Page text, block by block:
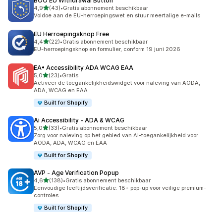
4,9van 5 sterren
(43)
43 recensies in totaal
•Gratis abonnement beschikbaar
Voldoe aan de EU-herroepingswet en stuur meertalige e-mails
EU Herroepingsknop Free
4,4van 5 sterren
(22)
22 recensies in totaal
•Gratis abonnement beschikbaar
EU-herroepingsknop en formulier, conform 19 juni 2026
EA• Accessibility ADA WCAG EAA
5,0van 5 sterren
(23)
23 recensies in totaal
•Gratis
Activeer de toegankelijkheidswidget voor naleving van AODA,
ADA, WCAG en EAA
Built for Shopify
Ai Accessibility ‑ ADA & WCAG
5,0van 5 sterren
(33)
33 recensies in totaal
•Gratis abonnement beschikbaar
Zorg voor naleving op het gebied van AI-toegankelijkheid voor
AODA, ADA, WCAG en EAA
Built for Shopify
AVP ‑ Age Verification Popup
4,6van 5 sterren
(138)
138 recensies in totaal
•Gratis abonnement beschikbaar
Eenvoudige leeftijdsverificatie: 18+ pop-up voor veilige premium-
controles
Built for Shopify